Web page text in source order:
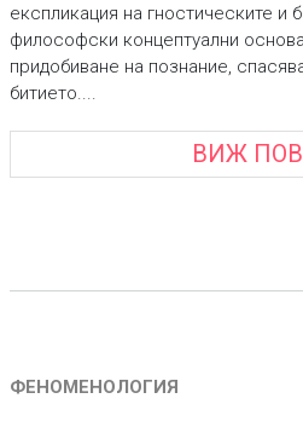
експликация на гностическите и
философски концептуални
придобиване на познание,
битието....
ВИЖ
ФЕНОМЕНОЛОГИЯ